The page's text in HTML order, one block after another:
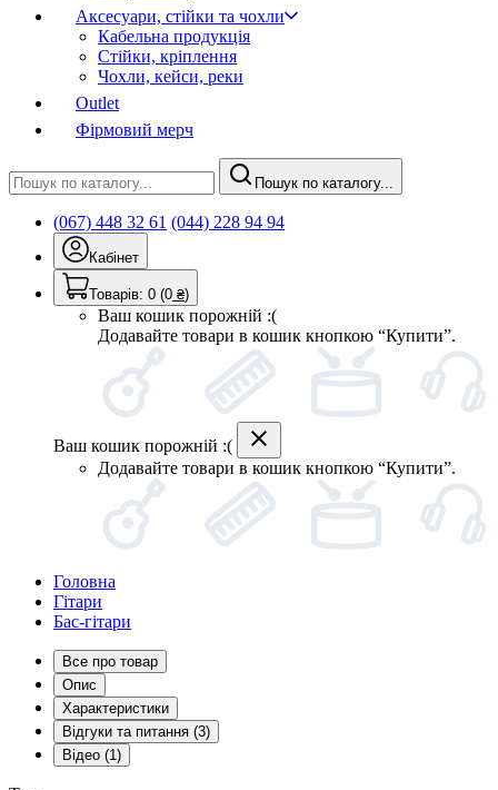
Аксесуари, стійки та чохли
Кабельна продукція
Стійки, кріплення
Чохли, кейси, реки
Outlet
Фірмовий мерч
Пошук по каталогу...
(067) 448 32 61 (044) 228 94 94
Кабінет
Товарів: 0 (0 ₴)
Ваш кошик порожній :(
Додавайте товари в кошик кнопкою “Купити”.
Ваш кошик порожній :(
Додавайте товари в кошик кнопкою “Купити”.
Головна
Гітари
Бас-гітари
Все про товар
Опис
Характеристики
Відгуки та питання (3)
Відео (1)